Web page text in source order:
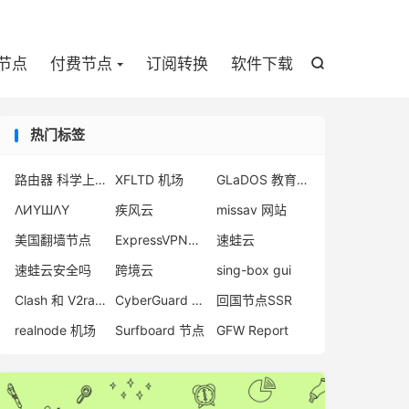

点 付费节点 订阅转换 软件下载
热门标签
路由器 科学上网 XFLTD 机场
GLaDOS 教育优惠
ΛИҮШΛҮ
疾风云
missav 网站
美国翻墙节点
ExpressVPN好用吗？
速蛙云
速蛙云安全吗
跨境云
sing-box gui
Clash 和 V2ray 省电
CyberGuard 机场
回国节点SSR
realnode 机场
Surfboard 节点 GFW Report